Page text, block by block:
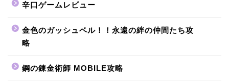
辛口ゲームレビュー
金色のガッシュベル！！永遠の絆の仲間たち攻
略
鋼の錬金術師 MOBILE攻略